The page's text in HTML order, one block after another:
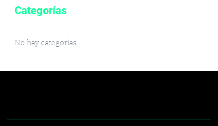
Categorías
No hay categorías